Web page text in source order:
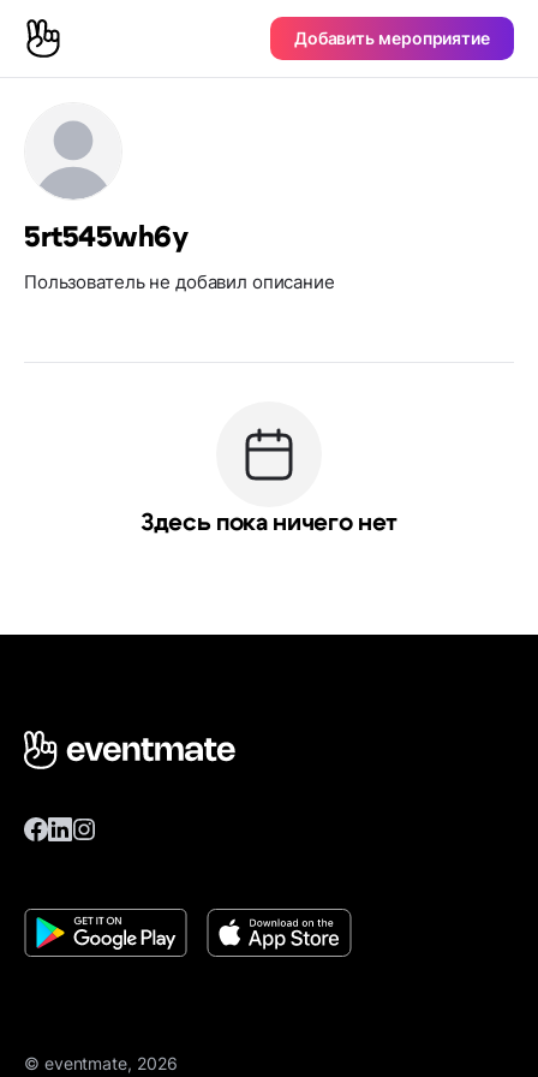
Добавить мероприятие
5rt545wh6y
Пользователь не добавил описание
Здесь пока ничего нет
© eventmate, 2026